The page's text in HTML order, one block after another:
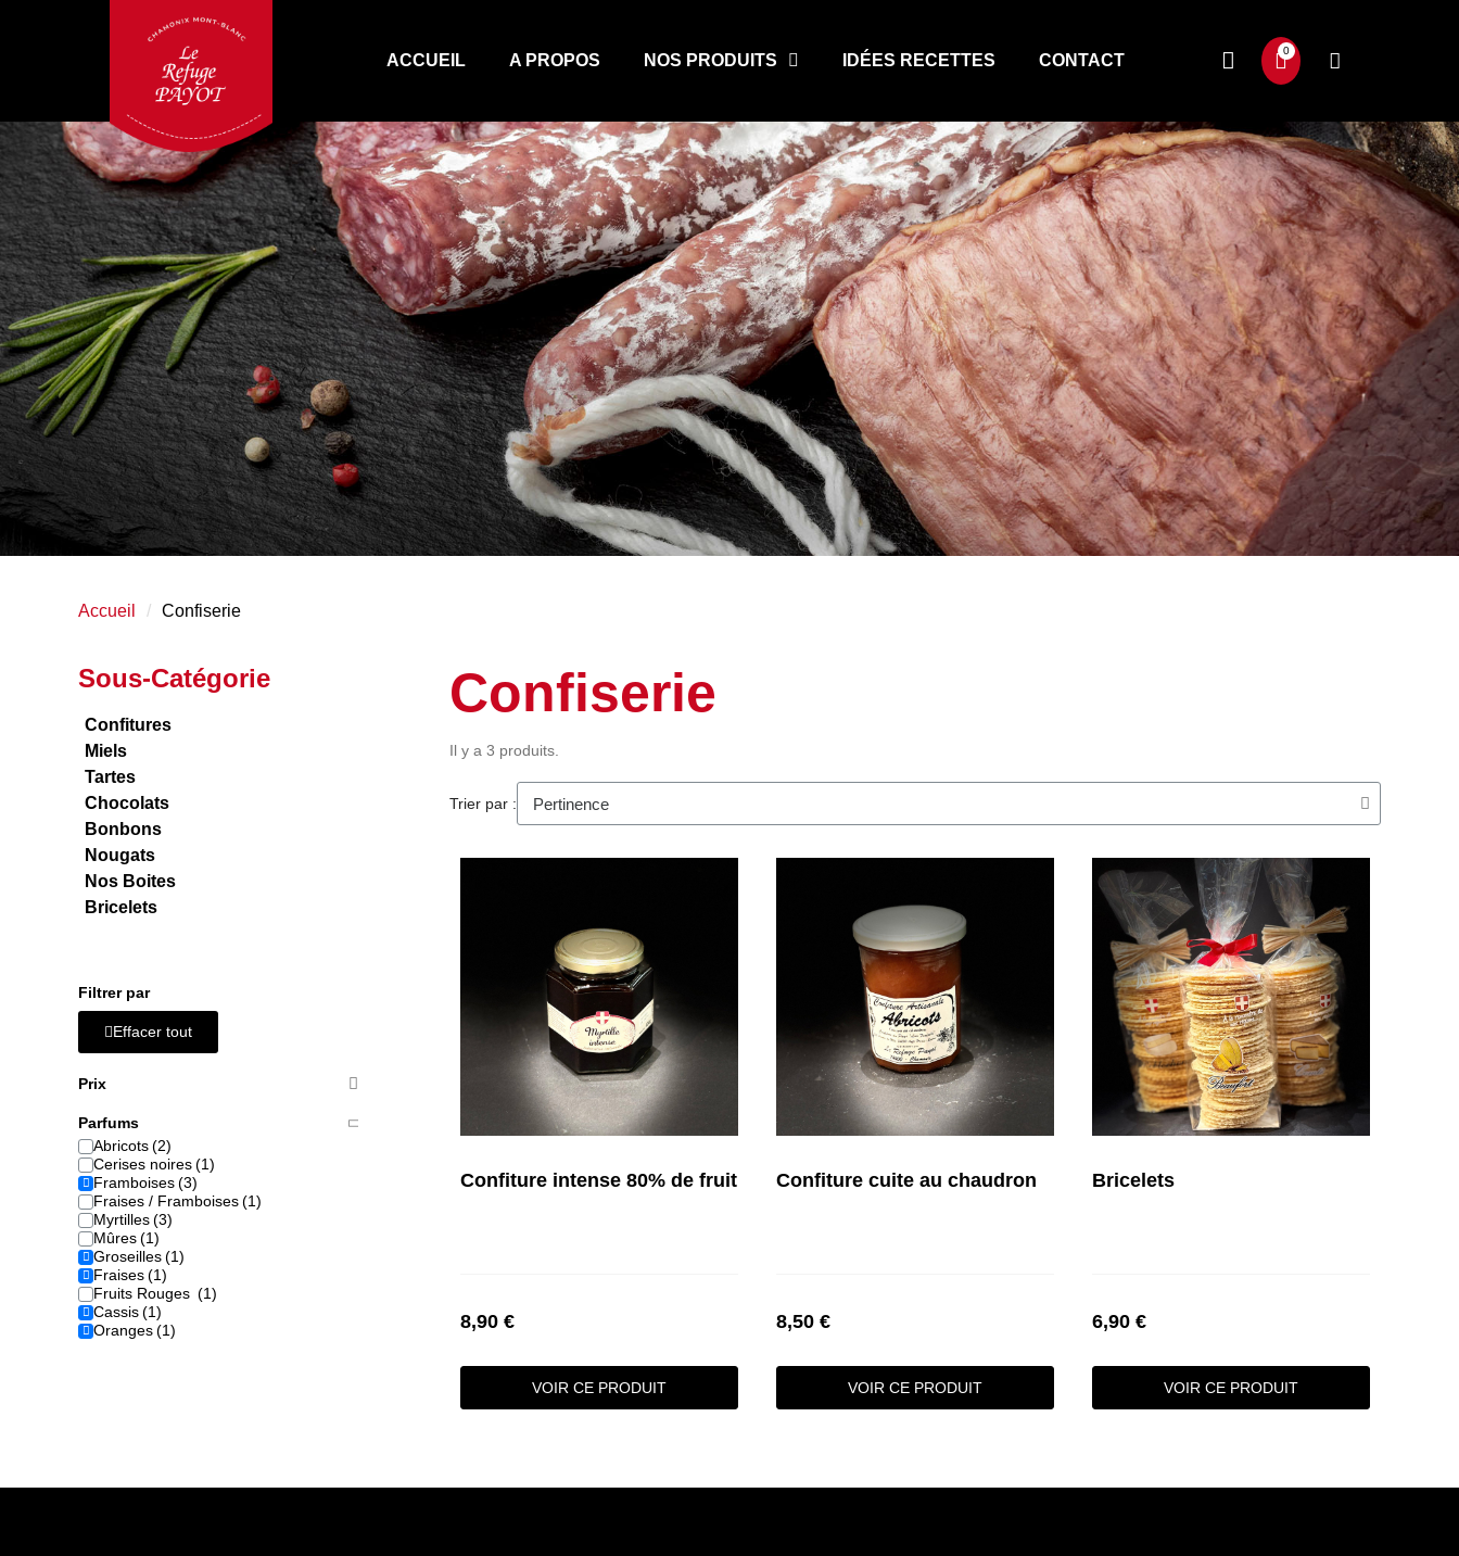
ACCUEIL A PROPOS NOS PRODUITS IDÉES RECETTES CONTACT
Accueil Confiserie
Sous-Catégorie
Confitures
Miels
Tartes
Chocolats
Bonbons
Nougats
Nos Boites
Bricelets
Filtrer par
Effacer tout
Prix
Parfums
Abricots
Cerises noires
Framboises
Fraises / Framboises
Myrtilles
Mûres
Groseilles
Fraises
Fruits Rouges
Cassis
Oranges
Confiserie
Il y a 3 produits.
Trier par :
Confiture intense 80% de fruit
8,90 €
VOIR CE PRODUIT
Confiture cuite au chaudron
8,50 €
VOIR CE PRODUIT
Bricelets
6,90 €
VOIR CE PRODUIT